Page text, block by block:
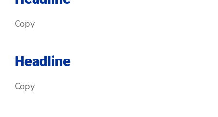
Copy
Headline
Copy